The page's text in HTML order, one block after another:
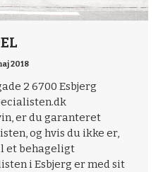
2018
2 6700 Esbjerg
er du garanteret
og hvis du ikke er,
et behageligt
i Esbjerg er med sit